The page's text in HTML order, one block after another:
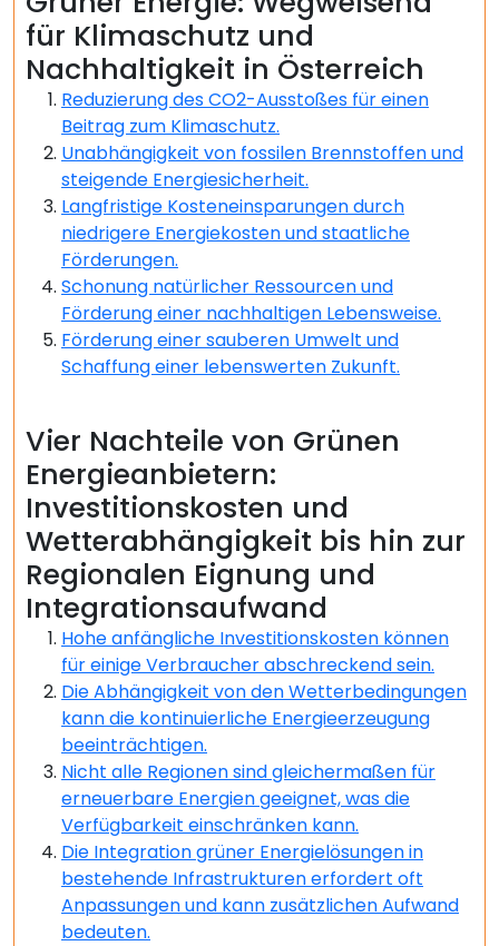
für Klimaschutz und
Nachhaltigkeit in Österreich
Reduzierung des CO2-Ausstoßes für einen
Beitrag zum Klimaschutz.
Unabhängigkeit von fossilen Brennstoffen und
steigende Energiesicherheit.
Langfristige Kosteneinsparungen durch
niedrigere Energiekosten und staatliche
Förderungen.
Schonung natürlicher Ressourcen und
Förderung einer nachhaltigen Lebensweise.
Förderung einer sauberen Umwelt und
Schaffung einer lebenswerten Zukunft.
Vier Nachteile von Grünen
Energieanbietern:
Investitionskosten und
Wetterabhängigkeit bis hin zur
Regionalen Eignung und
Integrationsaufwand
Hohe anfängliche Investitionskosten können
für einige Verbraucher abschreckend sein.
Die Abhängigkeit von den Wetterbedingungen
kann die kontinuierliche Energieerzeugung
beeinträchtigen.
Nicht alle Regionen sind gleichermaßen für
erneuerbare Energien geeignet, was die
Verfügbarkeit einschränken kann.
Die Integration grüner Energielösungen in
bestehende Infrastrukturen erfordert oft
Anpassungen und kann zusätzlichen Aufwand
bedeuten.